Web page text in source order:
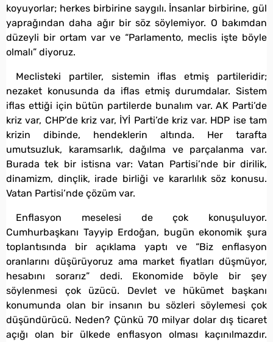
koyuyorlar; herkes birbirine saygılı. İnsanlar birbirine, gül
yaprağından daha ağır bir söz söylemiyor. O bakımdan
düzeyli bir ortam var ve “Parlamento, meclis işte böyle
olmalı” diyoruz.
Meclisteki partiler, sistemin iflas etmiş partileridir;
nezaket konusunda da iflas etmiş durumdalar. Sistem
iflas ettiği için bütün partilerde bunalım var. AK Parti’de
kriz var, CHP’de kriz var, İYİ Parti’de kriz var. HDP ise tam
krizin dibinde, hendeklerin altında. Her tarafta
umutsuzluk, karamsarlık, dağılma ve parçalanma var.
Burada tek bir istisna var: Vatan Partisi’nde bir dirilik,
dinamizm, dinçlik, irade birliği ve kararlılık söz konusu.
Vatan Partisi’nde çözüm var.
Enflasyon meselesi de çok konuşuluyor.
Cumhurbaşkanı Tayyip Erdoğan, bugün ekonomik şura
toplantısında bir açıklama yaptı ve “Biz enflasyon
oranlarını düşürüyoruz ama market fiyatları düşmüyor,
hesabını sorarız” dedi. Ekonomide böyle bir şey
söylenmesi çok üzücü. Devlet ve hükümet başkanı
konumunda olan bir insanın bu sözleri söylemesi çok
düşündürücü. Neden? Çünkü 70 milyar dolar dış ticaret
açığı olan bir ülkede enflasyon olması kaçınılmazdır.